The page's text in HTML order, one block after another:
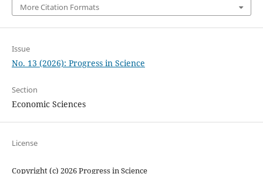
More Citation Formats
Issue
No. 13 (2026): Progress in Science
Section
Economic Sciences
License
Copyright (c) 2026 Progress in Science